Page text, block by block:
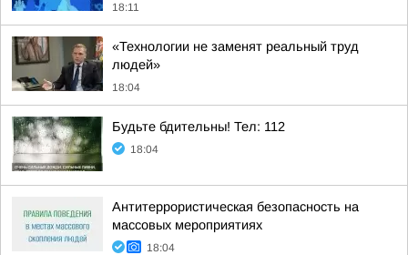
18:11
«Технологии не заменят реальный труд
людей»
18:04
Будьте бдительны! Тел: 112
18:04
Антитеррористическая безопасность на
массовых мероприятиях
18:04